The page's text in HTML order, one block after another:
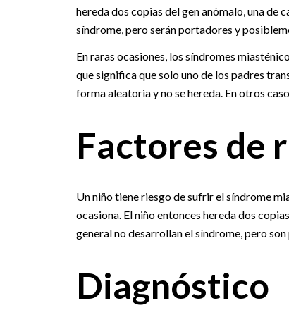
hereda dos copias del gen anómalo, una de
síndrome, pero serán portadores y
En raras ocasiones, los síndromes
que significa que solo uno de los padres
forma aleatoria y no se hereda. En otros
Factores de
Un niño tiene riesgo de sufrir el síndrome
ocasiona. El niño entonces hereda dos
general no desarrollan el síndrome, pero
Diagnóstico